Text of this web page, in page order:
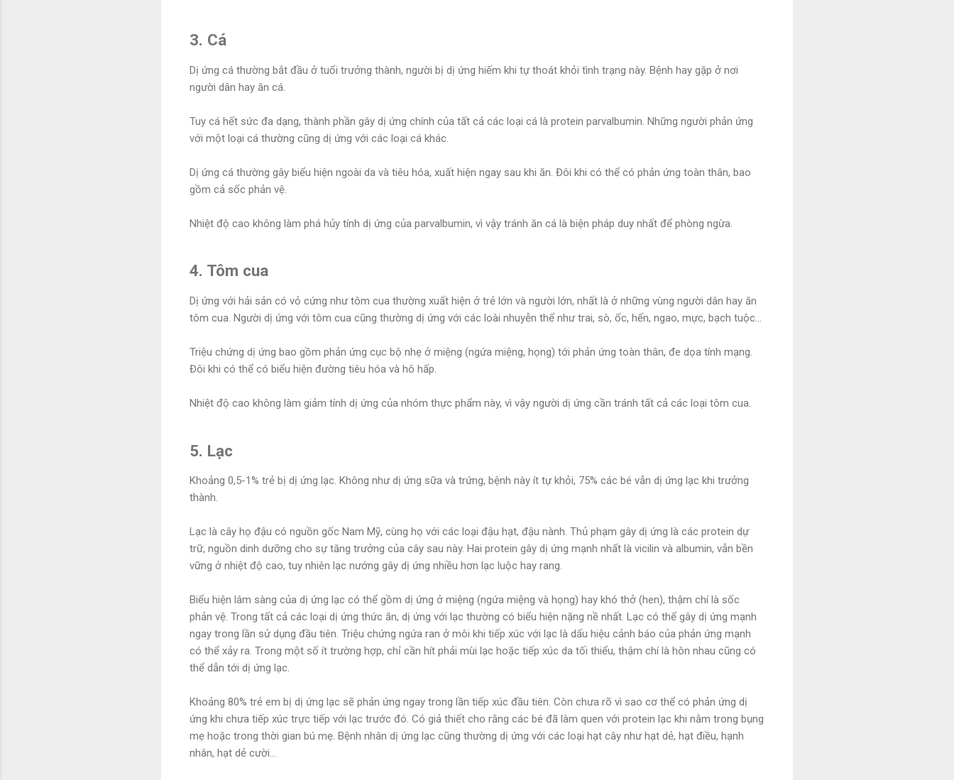
3. Cá
Dị ứng cá thường bắt đầu ở tuổi trưởng thành, người bị dị ứng hiếm khi tự thoát khỏi tình trạng này. Bệnh hay gặp ở nơi
người dân hay ăn cá.
Tuy cá hết sức đa dạng, thành phần gây dị ứng chính của tất cả các loại cá là protein parvalbumin. Những người phản ứng
với một loại cá thường cũng dị ứng với các loại cá khác.
Dị ứng cá thường gây biểu hiện ngoài da và tiêu hóa, xuất hiện ngay sau khi ăn. Đôi khi có thể có phản ứng toàn thân, bao
gồm cả sốc phản vệ.
Nhiệt độ cao không làm phá hủy tính dị ứng của parvalbumin, vì vậy tránh ăn cá là biện pháp duy nhất để phòng ngừa.
4. Tôm cua
Dị ứng với hải sản có vỏ cứng như tôm cua thường xuất hiện ở trẻ lớn và người lớn, nhất là ở những vùng người dân hay ăn
tôm cua. Người dị ứng với tôm cua cũng thường dị ứng với các loài nhuyễn thể như trai, sò, ốc, hến, ngao, mực, bạch tuộc...
Triệu chứng dị ứng bao gồm phản ứng cục bộ nhẹ ở miệng (ngứa miệng, họng) tới phản ứng toàn thân, đe dọa tính mạng.
Đôi khi có thể có biểu hiện đường tiêu hóa và hô hấp.
Nhiệt độ cao không làm giảm tính dị ứng của nhóm thực phẩm này, vì vậy người dị ứng cần tránh tất cả các loại tôm cua.
5. Lạc
Khoảng 0,5-1% trẻ bị dị ứng lạc. Không như dị ứng sữa và trứng, bệnh này ít tự khỏi, 75% các bé vẫn dị ứng lạc khi trưởng
thành.
Lạc là cây họ đậu có nguồn gốc Nam Mỹ, cùng họ với các loại đậu hạt, đậu nành. Thủ phạm gây dị ứng là các protein dự
trữ, nguồn dinh dưỡng cho sự tăng trưởng của cây sau này. Hai protein gây dị ứng mạnh nhất là vicilin và albumin, vẫn bền
vững ở nhiệt độ cao, tuy nhiên lạc nướng gây dị ứng nhiều hơn lạc luộc hay rang.
Biểu hiện lâm sàng của dị ứng lạc có thể gồm dị ứng ở miệng (ngứa miệng và họng) hay khó thở (hen), thậm chí là sốc
phản vệ. Trong tất cả các loại dị ứng thức ăn, dị ứng với lạc thường có biểu hiện nặng nề nhất. Lạc có thể gây dị ứng mạnh
ngay trong lần sử dụng đầu tiên. Triệu chứng ngứa ran ở môi khi tiếp xúc với lạc là dấu hiệu cảnh báo của phản ứng mạnh
có thể xảy ra. Trong một số ít trường hợp, chỉ cần hít phải mùi lạc hoặc tiếp xúc da tối thiểu, thậm chí là hôn nhau cũng có
thể dẫn tới dị ứng lạc.
Khoảng 80% trẻ em bị dị ứng lạc sẽ phản ứng ngay trong lần tiếp xúc đầu tiên. Còn chưa rõ vì sao cơ thể có phản ứng dị
ứng khi chưa tiếp xúc trực tiếp với lạc trước đó. Có giả thiết cho rằng các bé đã làm quen với protein lạc khi nằm trong bụng
mẹ hoặc trong thời gian bú mẹ. Bệnh nhân dị ứng lạc cũng thường dị ứng với các loại hạt cây như hạt dẻ, hạt điều, hạnh
nhân, hạt dẻ cười...